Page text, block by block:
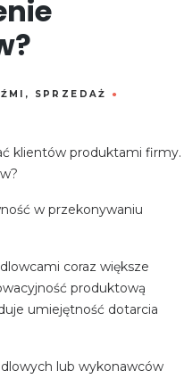
, SPRZEDAŻ
●
klientów produktami firmy.
w przekonywaniu
coraz większe
produktową
umiejętność dotarcia
lub wykonawców